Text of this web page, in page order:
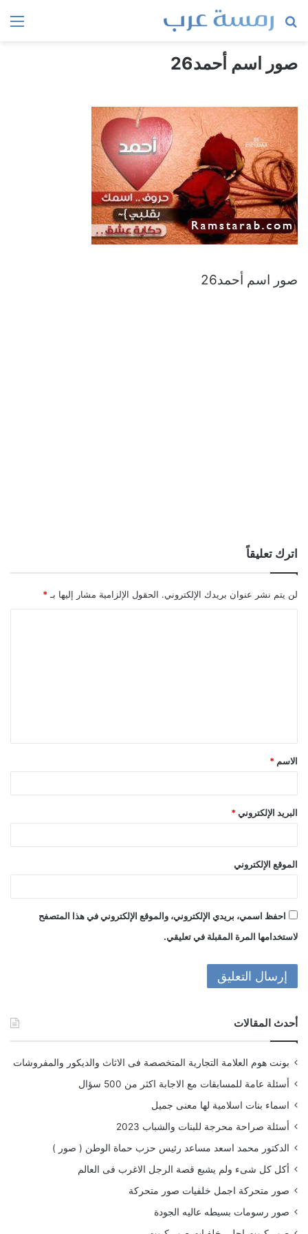
بحث
صور اسم أحمد26
صور اسم أحمد26
اترك تعليقاً
لن يتم نشر عنوان بريدك الإلكتروني. الحقول الإلزامية مشار إليها بـ *
ق
*
الاسم *
البريد الإلكتروني *
الموقع الإلكتروني
احفظ اسمي، بريدي الإلكتروني، والموقع الإلكتروني في هذا المتصفح
لاستخدامها المرة المقبلة في تعليقي.
أحدث المقالات
بونت هوم العلامة التجارية المتخصصة فى الاثاث والديكور والمفروشات
أسئلة عامة للمسابقات مع الاجابة اكثر من 500 سؤال
اسماء بنات اسلامية لها معنى جميل
أسئلة صراحة محرجة للبنات والشباب 2023
الدكتور محمد اسعد مساعد رئيس حزب حماة الوطن ( صور )
أكل كل شىء ولم يشبع قصة الرجل الاغرب فى العالم
صور متحركة اجمل خلفيات صور متحركة
صور رسومات بسيطه عاليه الجودة